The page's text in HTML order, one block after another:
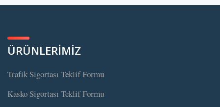
ÜRÜNLERİMİZ
Trafik Sigortası Teklif Formu
Kasko Sigortası Teklif Formu